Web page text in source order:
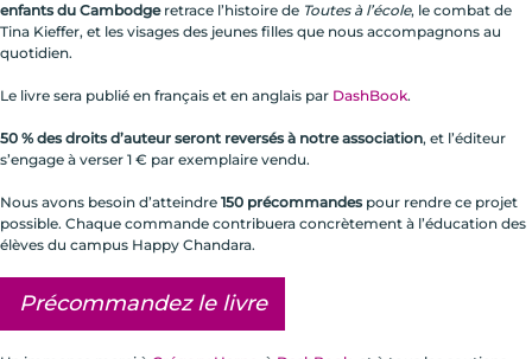
enfants du Cambodgeretrace l’histoire de Toutes à l’école, le combat de
Tina Kieffer, et les visages des jeunes filles que nous accompagnons au
quotidien.
Le livre sera publié en français et en anglais par DashBook.
50 % des droits d’auteur seront reversés à notre association, et l’éditeur
s’engage à verser 1 € par exemplaire vendu.
Nous avons besoin d’atteindre 150 précommandes pour rendre ce projet
possible. Chaque commande contribuera concrètement à l’éducation des
élèves du campus Happy Chandara.
Précommandez le livre